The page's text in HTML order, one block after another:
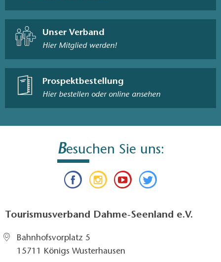
Unser Verband
Hier Mitglied werden!
Prospektbestellung
Hier bestellen oder online ansehen
Besuchen Sie uns:
Tourismusverband Dahme-Seenland e.V.
Bahnhofsvorplatz 5​
15711 Königs Wusterhausen